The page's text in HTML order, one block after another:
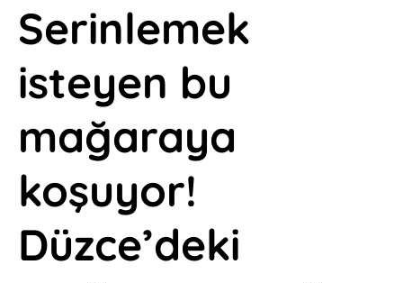
Serinlemek
isteyen bu
mağaraya
koşuyor!
Düzce’deki